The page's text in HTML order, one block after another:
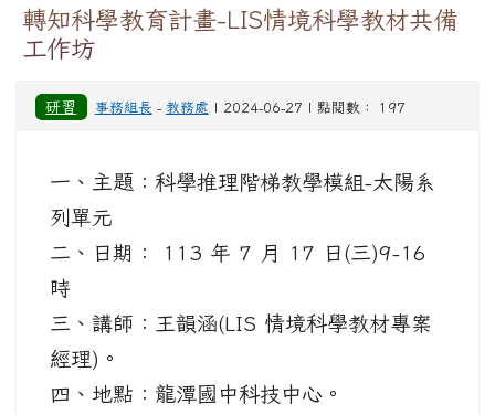
轉知科學教育計畫-LIS情境科學教材共備
工作坊
研習 事務組長 - 教務處 | 2024-06-27 | 點閱數： 197
一、主題：科學推理階梯教學模組-太陽系
列單元
二、日期： 113 年 7 月 17 日(三)9-16
時
三、講師：王韻涵(LIS 情境科學教材專案
經理)。
四、地點：龍潭國中科技中心。